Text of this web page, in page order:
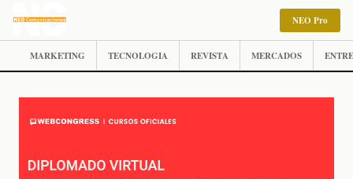
NEO Pro
MARKETING TECNOLOGIA REVISTA MERCADOS